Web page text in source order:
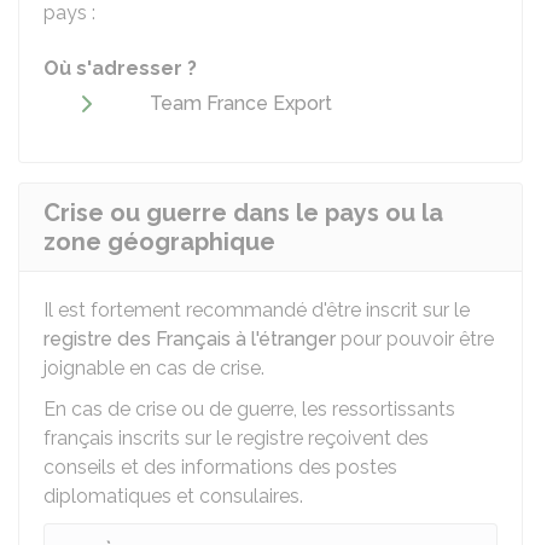
pays :
Où s'adresser ?
Team France Export
Crise ou guerre dans le pays ou la
zone géographique
Il est fortement recommandé d'être inscrit sur le
registre des Français à l'étranger pour pouvoir être
joignable en cas de crise.
En cas de crise ou de guerre, les ressortissants
français inscrits sur le registre reçoivent des
conseils et des informations des postes
diplomatiques et consulaires.